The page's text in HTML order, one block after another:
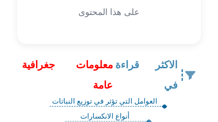
على هذا المحتوى
الاكثر قراءة
في
معلومات جغرافية
عامة
العوامل التي تؤثر في توزيع النباتات
أنواع الانكسارات